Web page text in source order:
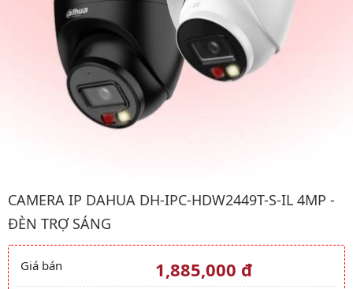
CAMERA IP DAHUA DH-IPC-HDW2449T-S-IL 4MP -
ĐÈN TRỢ SÁNG
Giá bán 1,885,000 đ